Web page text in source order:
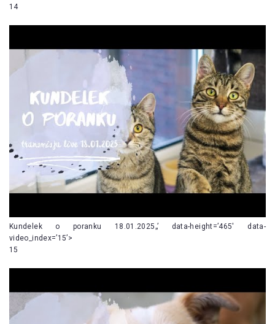
14
Kundelek o poranku 18.01.2025„’ data-height=’465′ data-
video_index=’15’>
15